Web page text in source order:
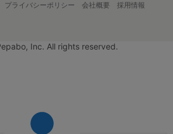
プライバシーポリシー 会社概要
採用情報
Inc. All rights reserved.